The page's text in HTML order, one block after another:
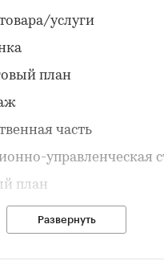
услуги
план
часть
управленческая
план
информация
Развернуть